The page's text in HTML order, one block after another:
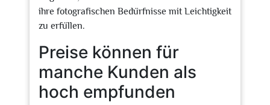
ihre fotografischen Bedürfnisse mit Leichtigkeit
zu erfüllen.
Preise können für
manche Kunden als
hoch empfunden